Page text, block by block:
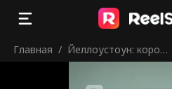
Главная / Йеллоустоун: корол